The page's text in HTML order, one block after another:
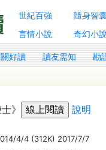
世紀百強 隨身智
言情小說
奇幻小說
好讀 讀友需知 勘
》 說明
4/4 (312K) 2017/7/7